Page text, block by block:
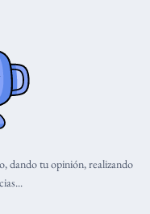
dando tu opinión, realizando